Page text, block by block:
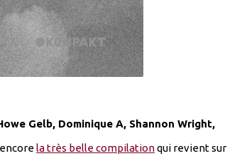
Gelb, Dominique A, Shannon Wright,
la très belle compilationqui revient sur